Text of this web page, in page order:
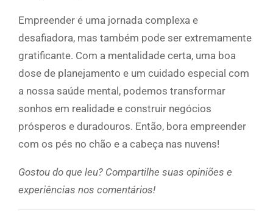
Empreender é uma jornada complexa e
desafiadora, mas também pode ser extremamente
gratificante. Com a mentalidade certa, uma boa
dose de planejamento e um cuidado especial com
a nossa saúde mental, podemos transformar
sonhos em realidade e construir negócios
prósperos e duradouros. Então, bora empreender
com os pés no chão e a cabeça nas nuvens!
Gostou do que leu? Compartilhe suas opiniões e
experiências nos comentários!